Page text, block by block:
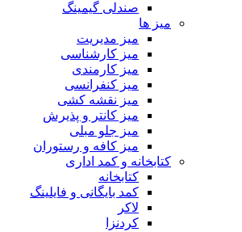
صندلی گیمینگ
میز ها
میز مدیریت
میز کارشناسی
میز کارمندی
میز کنفرانسی
میز نقشه کشی
میز کانتر و پذیرش
میز جلو مبلی
میز کافه و رستوران
کتابخانه و کمد اداری
کتابخانه
کمد بایگانی و فایلینگ
لاکر
کردنزا